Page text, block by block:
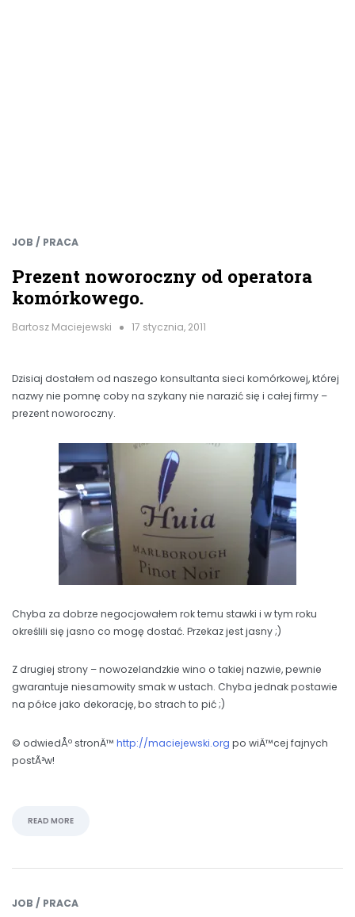
JOB / PRACA
Prezent noworoczny od operatora
komórkowego.
Bartosz Maciejewski 17 stycznia, 2011
Dzisiaj dostałem od naszego konsultanta sieci komórkowej, której
nazwy nie pomnę coby na szykany nie narazić się i całej firmy –
prezent noworoczny.
Chyba za dobrze negocjowałem rok temu stawki i w tym roku
określili się jasno co mogę dostać. Przekaz jest jasny ;)
Z drugiej strony – nowozelandzkie wino o takiej nazwie, pewnie
gwarantuje niesamowity smak w ustach. Chyba jednak postawie
na półce jako dekorację, bo strach to pić ;)
© odwiedÅº stronÄ™ http://maciejewski.org po wiÄ™cej fajnych
postÃ³w!
READ MORE
JOB / PRACA